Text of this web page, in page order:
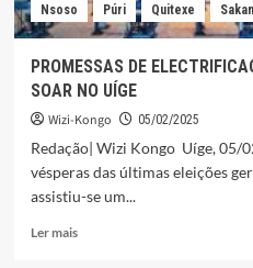
DE
2025
Nsoso
Púri Quitexe
PROMESSAS DE
SOAR NO UÍGE
Wizi-Kongo 05/02/2025
Redação| Wizi Kongo Uíge, 05/
vésperas das últimas eleições
assistiu-se um...
Ler maisLeia